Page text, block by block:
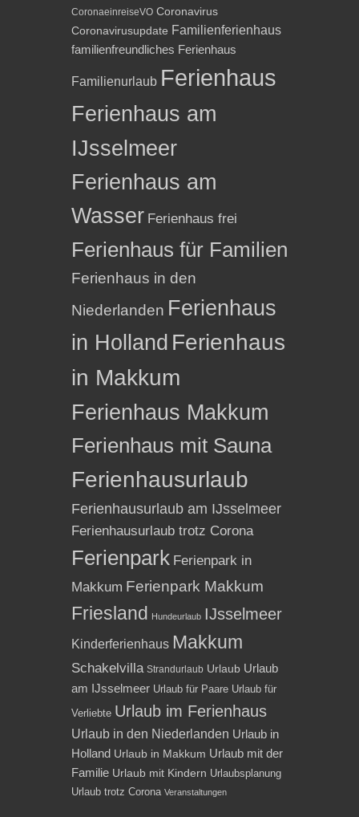
CoronaeinreiseVO Coronavirus
Coronavirusupdate Familienferienhaus
familienfreundliches Ferienhaus
Familienurlaub Ferienhaus
Ferienhaus am
IJsselmeer
Ferienhaus am
Wasser Ferienhaus frei
Ferienhaus für Familien
Ferienhaus in den
Niederlanden Ferienhaus
in Holland Ferienhaus
in Makkum
Ferienhaus Makkum
Ferienhaus mit Sauna
Ferienhausurlaub
Ferienhausurlaub am IJsselmeer
Ferienhausurlaub trotz Corona
Ferienpark Ferienpark in
Makkum Ferienpark Makkum
Friesland Hundeurlaub IJsselmeer
Kinderferienhaus Makkum
Schakelvilla Strandurlaub Urlaub Urlaub
am IJsselmeer Urlaub für Paare Urlaub für
Verliebte Urlaub im Ferienhaus
Urlaub in den Niederlanden Urlaub in
Holland Urlaub in Makkum Urlaub mit der
Familie Urlaub mit Kindern Urlaubsplanung
Urlaub trotz Corona Veranstaltungen